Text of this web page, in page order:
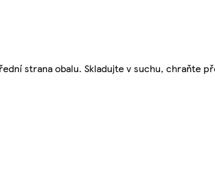
strana obalu. Skladujte v suchu, chraňte